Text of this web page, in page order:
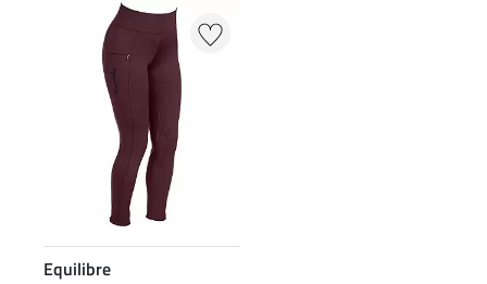
Equilibre